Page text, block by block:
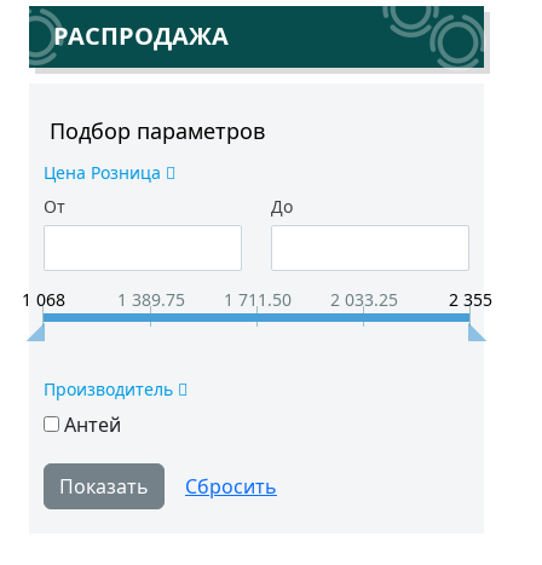
РАСПРОДАЖА
Подбор параметров
Цена Розница
От
До
1 068 1 389.75 1 711.50 2 033.25 2 355
Производитель
Антей